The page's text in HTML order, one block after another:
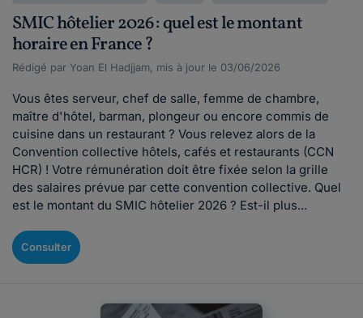
SMIC hôtelier 2026 : quel est le montant
horaire en France ?
Rédigé par Yoan El Hadjjam, mis à jour le 03/06/2026
Vous êtes serveur, chef de salle, femme de chambre,
maître d'hôtel, barman, plongeur ou encore commis de
cuisine dans un restaurant ? Vous relevez alors de la
Convention collective hôtels, cafés et restaurants (CCN
HCR) ! Votre rémunération doit être fixée selon la grille
des salaires prévue par cette convention collective. Quel
est le montant du SMIC hôtelier 2026 ? Est-il plus...
Consulter